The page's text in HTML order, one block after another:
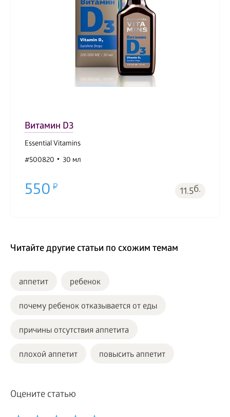
Витамин D3
Essential Vitamins
#500820
30 мл
550 11.5б.
Читайте другие статьи по схожим темам
аппетит ребенок
почему ребенок отказывается от еды
причины отсутствия аппетита
плохой аппетит повысить аппетит
Оцените статью